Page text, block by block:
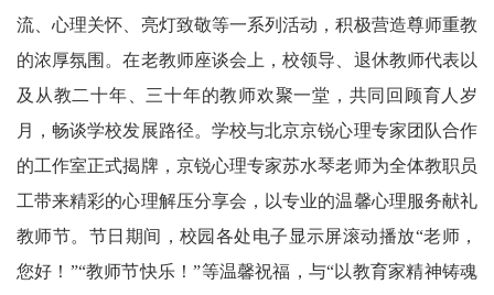
流、心理关怀、亮灯致敬等一系列活动，积极营造尊师重教
的浓厚氛围。在老教师座谈会上，校领导、退休教师代表以
及从教二十年、三十年的教师欢聚一堂，共同回顾育人岁
月，畅谈学校发展路径。学校与北京京锐心理专家团队合作
的工作室正式揭牌，京锐心理专家苏水琴老师为全体教职员
工带来精彩的心理解压分享会，以专业的温馨心理服务献礼
教师节。节日期间，校园各处电子显示屏滚动播放“老师，
您好！”“教师节快乐！”等温馨祝福，与“以教育家精神铸魂